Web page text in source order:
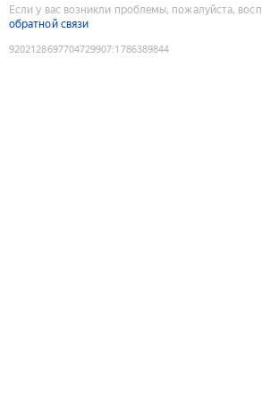
Если у вас возникли проблемы, пожалуйста,
обратной связи
9202128697704729907:1786389844